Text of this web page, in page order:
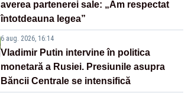
averea partenerei sale: „Am respectat
întotdeauna legea”
6 aug. 2026, 16:14
Vladimir Putin intervine în politica
monetară a Rusiei. Presiunile asupra
Băncii Centrale se intensifică